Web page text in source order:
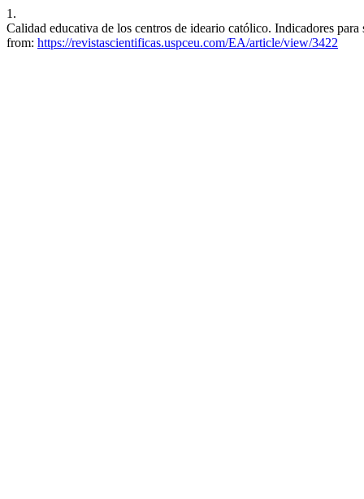
1.
Calidad educativa de los centros de ideario católico. Indicadores
from: https://revistascientificas.uspceu.com/EA/article/view/3422